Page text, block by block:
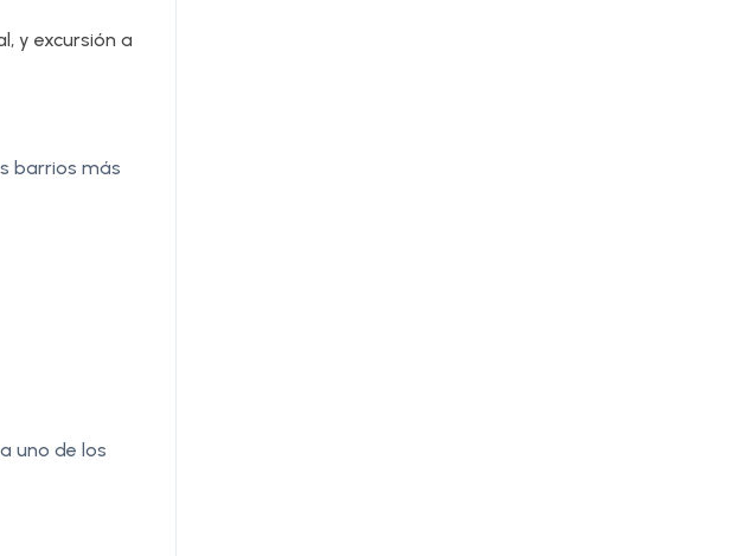
y excursión a
barrios más
uno de los